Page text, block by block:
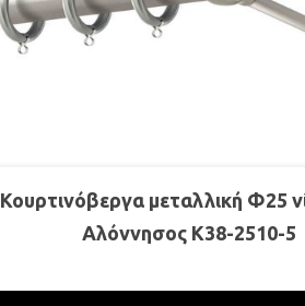
Κουρτινόβεργα μεταλλική Φ25
Αλόννησος Κ38-2510-5